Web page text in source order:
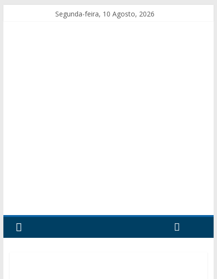
Segunda-feira, 10 Agosto, 2026